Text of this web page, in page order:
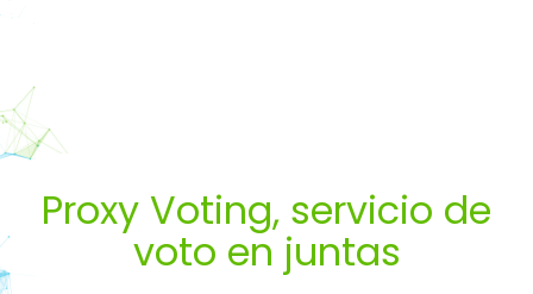
Proxy Voting, servicio de
voto en juntas